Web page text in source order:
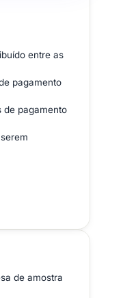
de amostra
entre as
pagamento
de pagamento